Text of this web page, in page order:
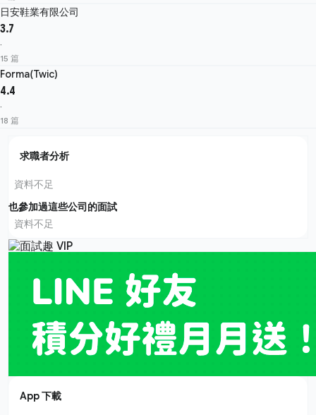
日安鞋業有限公司
3.7
·
15 篇
Forma(Twic)
4.4
·
18 篇
求職者分析
資料不足
也參加過這些公司的面試
資料不足
App 下載